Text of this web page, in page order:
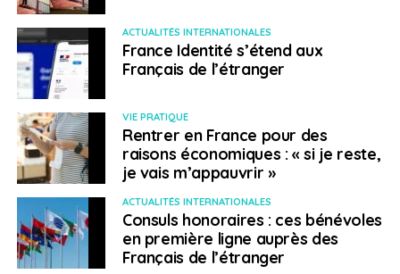
2017-2018, 113 en 2018-2019.
Le défi vous semble-t-il possible à relever ?
J.C. D: La question est de savoir si la langue et la
culture française prospéreront uniquement à travers
l’enseignement homologué. Il faut savoir que nous
aurons de plus en plus d’établissements labellisés. Je
crois que l’enseignement français à l’étranger doit être
plus ouvert, c’est un outil de coopération culturelle.
Nous sommes marqués par notre héritage colonial. À
ACTUALITÉS INTERNATIONALES
France Identité s’étend aux
Français de l’étranger
VIE PRATIQUE
Rentrer en France pour des
raisons économiques : « si je reste,
je vais m’appauvrir »
ACTUALITÉS INTERNATIONALES
Consuls honoraires : ces bénévoles
en première ligne auprès des
Français de l’étranger